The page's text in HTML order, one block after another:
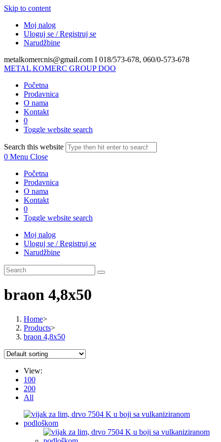
Skip to content
Moj nalog
Uloguj se / Registruj se
Narudžbine
metalkomercnis@gmail.com I 018/573-678, 060/0-573-678
METAL KOMERC GROUP DOO
Početna
Prodavnica
O nama
Kontakt
0
Toggle website search
Search this website
0 Menu Close
Početna
Prodavnica
O nama
Kontakt
0
Toggle website search
Moj nalog
Uloguj se / Registruj se
Narudžbine
braon 4,8x50
Home>
Products>
braon 4,8x50
View:
100
200
All